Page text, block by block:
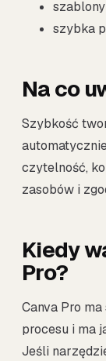
szybka
Na co
Szybkość
czytelność,
zasobów i
Kiedy
Pro?
Canva Pro
procesu i ma
Jeśli